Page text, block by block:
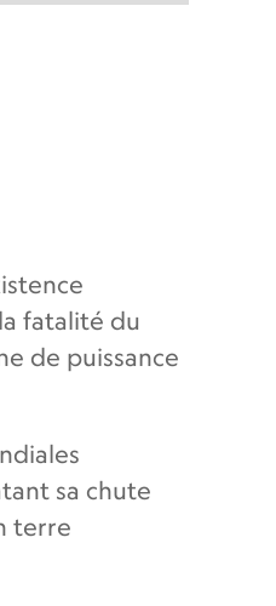
fatalité du
de puissance
sa chute
terre